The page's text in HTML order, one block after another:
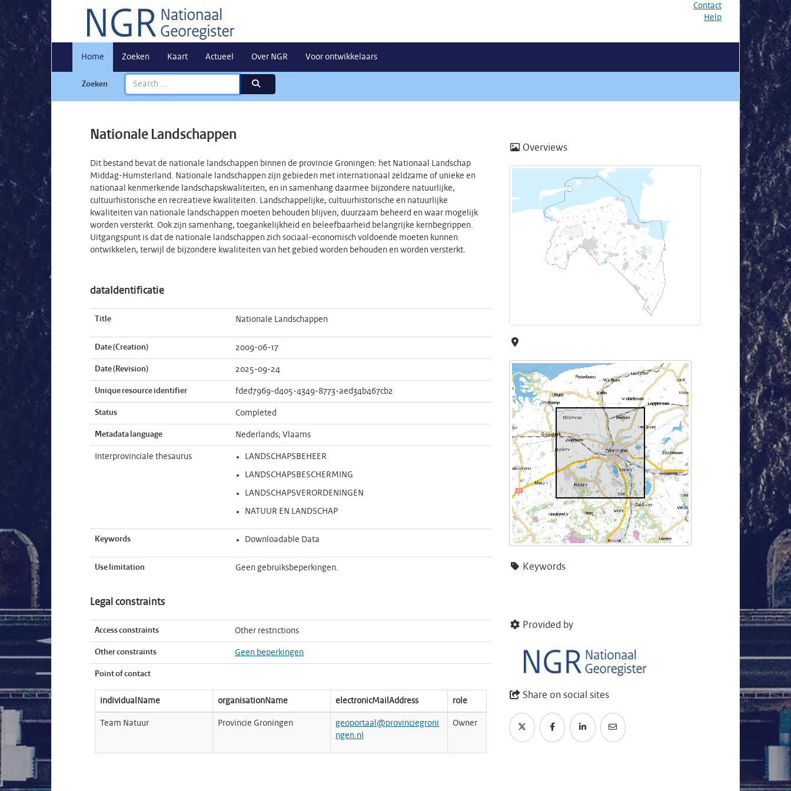
Contact
Help
Home Zoeken Kaart Actueel Over NGR Voor ontwikkelaars
Zoeken
Nationale Landschappen
Dit bestand bevat de nationale landschappen binnen de provincie Groningen: het Nationaal Landschap
Middag-Humsterland. Nationale landschappen zijn gebieden met internationaal zeldzame of unieke en
nationaal kenmerkende landschapskwaliteiten, en in samenhang daarmee bijzondere natuurlijke,
cultuurhistorische en recreatieve kwaliteiten. Landschappelijke, cultuurhistorische en natuurlijke
kwaliteiten van nationale landschappen moeten behouden blijven, duurzaam beheerd en waar mogelijk
worden versterkt. Ook zijn samenhang, toegankelijkheid en beleefbaarheid belangrijke kernbegrippen.
Uitgangspunt is dat de nationale landschappen zich sociaal-economisch voldoende moeten kunnen
ontwikkelen, terwijl de bijzondere kwaliteiten van het gebied worden behouden en worden versterkt.
dataIdentificatie
Title Nationale Landschappen
Date (Creation) 2009-06-17
Date (Revision) 2025-09-24
Unique resource identifier fded7969-d405-4349-8773-aed34b467cb2
Status Completed
Metadata language Nederlands; Vlaams
Interprovinciale thesaurus LANDSCHAPSBEHEER
LANDSCHAPSBESCHERMING
LANDSCHAPSVERORDENINGEN
NATUUR EN LANDSCHAP
Keywords Downloadable Data
Use limitation Geen gebruiksbeperkingen.
Legal constraints
Access constraints Other restrictions
Other constraints Geen beperkingen
Point of contact
individualName organisationName electronicMailAddress role
Team Natuur Provincie Groningen
geoportaal@provinciegroni
ngen.nl
Owner
Overviews
Keywords
Provided by
Share on social sites